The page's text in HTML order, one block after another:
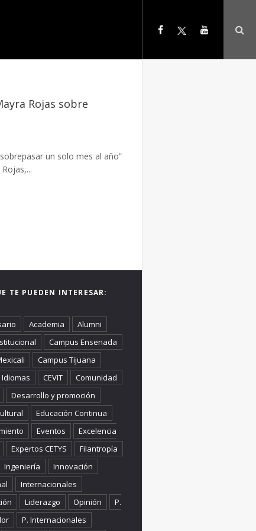
Rojas sobre
un solo mes al año”
TE PUEDEN INTERESAR:
Academia
Alumni
Campus Ensenada
Campus Tijuana
CEVIT
Comunidad
Desarrollo y promoción
Educación Continua
Eventos
Excelencia
Expertos CETYS
Filantropía
Ingeniería
Innovación
Internacionales
Liderazgo Opinión
P.
P. Internacionales